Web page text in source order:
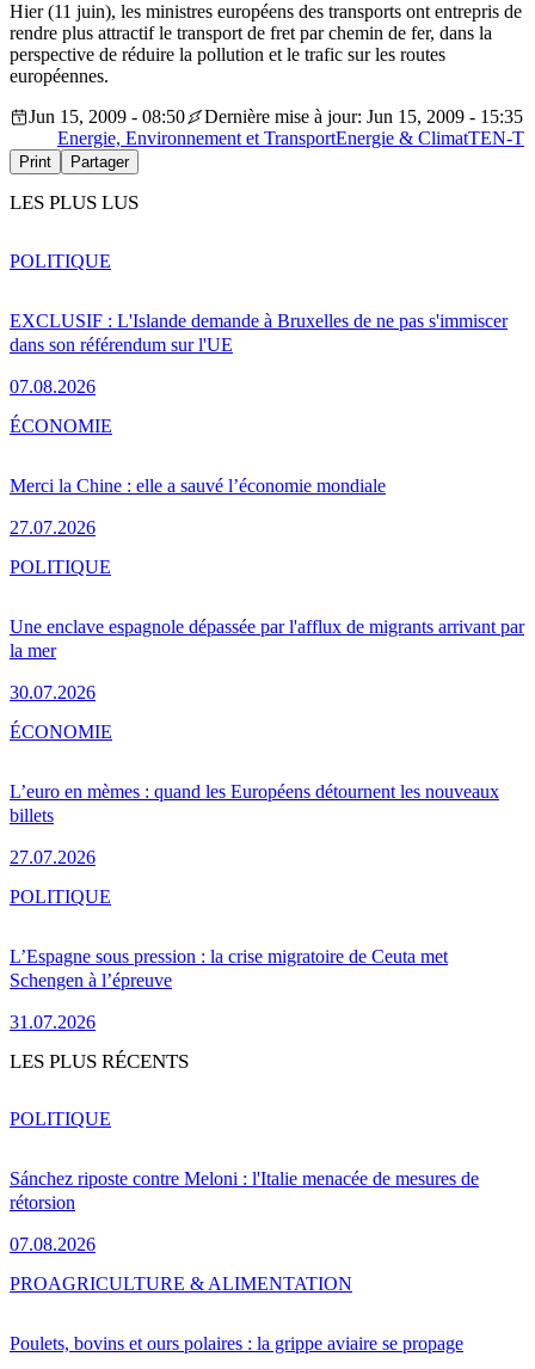
Hier (11 juin), les ministres européens des transports ont entrepris de
rendre plus attractif le transport de fret par chemin de fer, dans la
perspective de réduire la pollution et le trafic sur les routes
européennes.
Jun 15, 2009 - 08:50
Dernière mise à jour: Jun 15, 2009 - 15:35
Energie, Environnement et TransportEnergie & ClimatTEN-T
Print Partager
LES PLUS LUS
EXCLUSIF : L'Islande demande à Bruxelles de ne pas s'immiscer
dans son référendum sur l'UE
07.08.2026
POLITIQUE
Merci la Chine : elle a sauvé l’économie mondiale
27.07.2026
ÉCONOMIE
Une enclave espagnole dépassée par l'afflux de migrants arrivant par
la mer
30.07.2026
POLITIQUE
L’euro en mèmes : quand les Européens détournent les nouveaux
billets
27.07.2026
ÉCONOMIE
L’Espagne sous pression : la crise migratoire de Ceuta met
Schengen à l’épreuve
31.07.2026
POLITIQUE
LES PLUS RÉCENTS
Sánchez riposte contre Meloni : l'Italie menacée de mesures de
rétorsion
07.08.2026
POLITIQUE
Poulets, bovins et ours polaires : la grippe aviaire se propage
PROAGRICULTURE & ALIMENTATION